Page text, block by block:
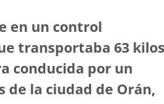
en un control
transportaba 63 kilos
conducida por un
la ciudad de Orán,